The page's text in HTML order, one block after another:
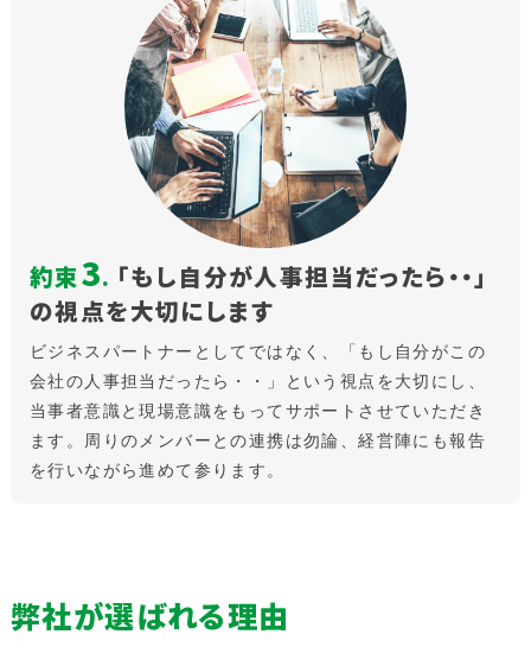
約束3. 「もし自分が人事担当だったら・・」
の視点を大切にします
ビジネスパートナーとしてではなく、「もし自分がこの
会社の人事担当だったら・・」という視点を大切にし、
当事者意識と現場意識をもってサポートさせていただき
ます。周りのメンバーとの連携は勿論、経営陣にも報告
を行いながら進めて参ります。
弊社が選ばれる理由